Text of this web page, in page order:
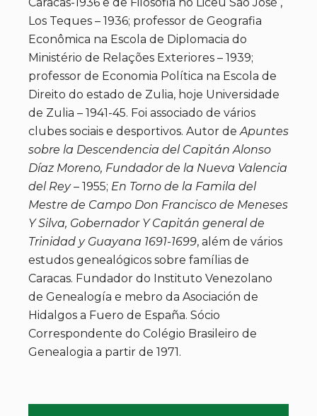
Los Teques – 1936; professor de Geografia
Econômica na Escola de Diplomacia do
Ministério de Relações Exteriores – 1939;
professor de Economia Política na Escola de
Direito do estado de Zulia, hoje Universidade
de Zulia – 1941-45. Foi associado de vários
clubes sociais e desportivos. Autor deApuntes
sobre la Descendencia del Capitán Alonso
Díaz Moreno, Fundador de la Nueva Valencia
del Rey– 1955; En Torno de la Famila del
Mestre de Campo Don Francisco de Meneses
Y Silva, Gobernador Y Capitán general de
Trinidad y Guayana 1691-1699, além de vários
estudos genealógicos sobre famílias de
Caracas. Fundador do Instituto Venezolano
de Genealogía e mebro da Asociación de
Hidalgos a Fuero de España. Sócio
Correspondente do Colégio Brasileiro de
Genealogia a partir de 1971.